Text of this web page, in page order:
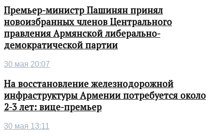
Премьер-министр Пашинян принял
новоизбранных членов Центрального
правления Армянской либерально-
демократической партии
30 мая 20:07
На восстановление железнодорожной
инфраструктуры Армении потребуется около
2-3 лет: вице-премьер
30 мая 13:11